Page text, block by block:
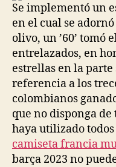
Se implementó un
en el cual se
olivo, un ’60’ tomó
entrelazados, en
estrellas en la
referencia a los
colombianos
que no disponga
haya utilizado
camiseta francia
barça 2023 no